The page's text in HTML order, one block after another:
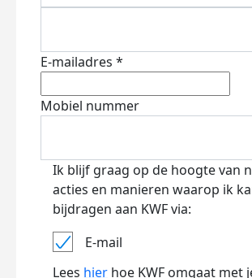
E-mailadres *
Mobiel nummer
Ik blijf graag op de hoogte van
acties en manieren waarop ik
bijdragen aan KWF via:
E-mail
Lees hier hoe KWF omgaat met